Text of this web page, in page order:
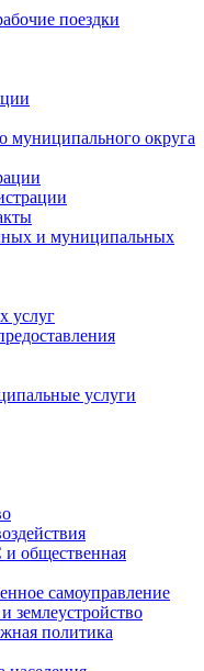
поездки
муниципального округа
и муниципальных
услуг
услуги
общественная
самоуправление
землеустройство
политика